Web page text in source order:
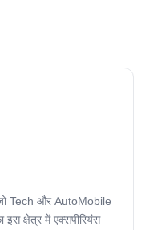
Tech और AutoMobile
क्षेत्र में एक्सपीरियंस